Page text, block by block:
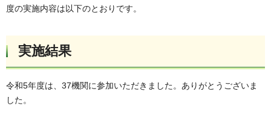
度の実施内容は以下のとおりです。
実施結果
令和5年度は、37機関に参加いただきました。ありがとうございま
した。